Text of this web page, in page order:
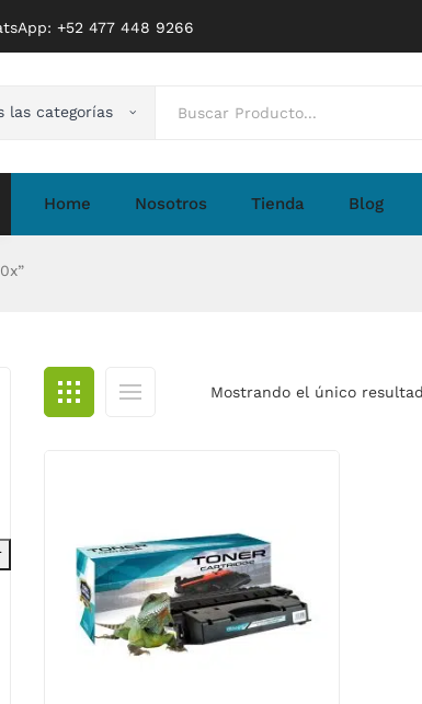
‪+52 477 448 9266
las categorías
Home Nosotros Tienda Blog
Mostrando el único